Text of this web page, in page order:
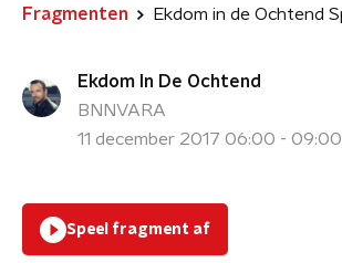
Fragmenten
Ekdom In De Ochtend
BNNVARA
11 december 2017 06:00 - 09:00
Speel fragment af